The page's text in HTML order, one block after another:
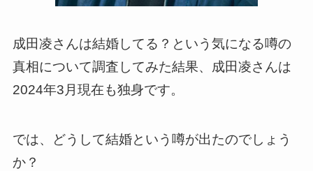
成田凌さんは結婚してる？という気になる噂の
真相について調査してみた結果、成田凌さんは
2024年3月現在も独身です。
では、どうして結婚という噂が出たのでしょう
か？